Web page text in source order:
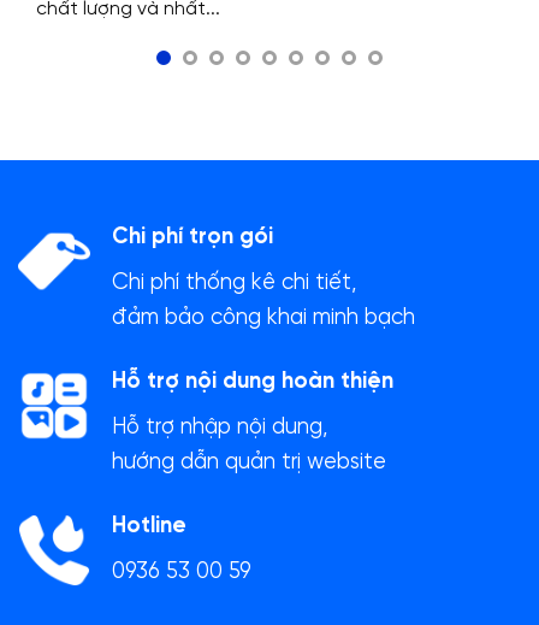
chất lượng và nhất...
Chi phí trọn gói
Chi phí thống kê chi tiết,
đảm bảo công khai minh bạch
Hỗ trợ nội dung hoàn thiện
Hỗ trợ nhập nội dung,
hướng dẫn quản trị website
Hotline
0936 53 00 59